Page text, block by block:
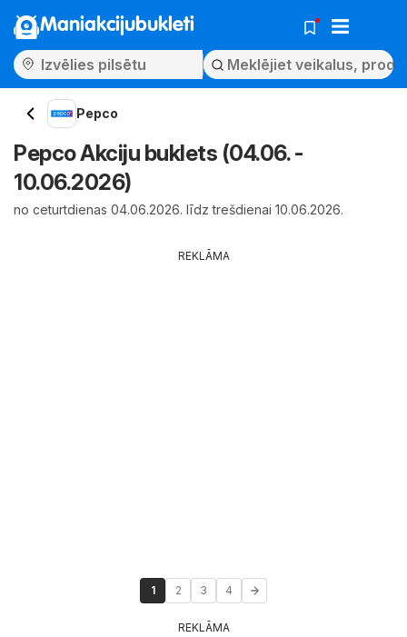
Maniakcijubukleti
Pepco
Pepco Akciju buklets (04.06. -
10.06.2026)
no ceturtdienas 04.06.2026. līdz trešdienai 10.06.2026.
REKLĀMA
1 2 3 4
REKLĀMA